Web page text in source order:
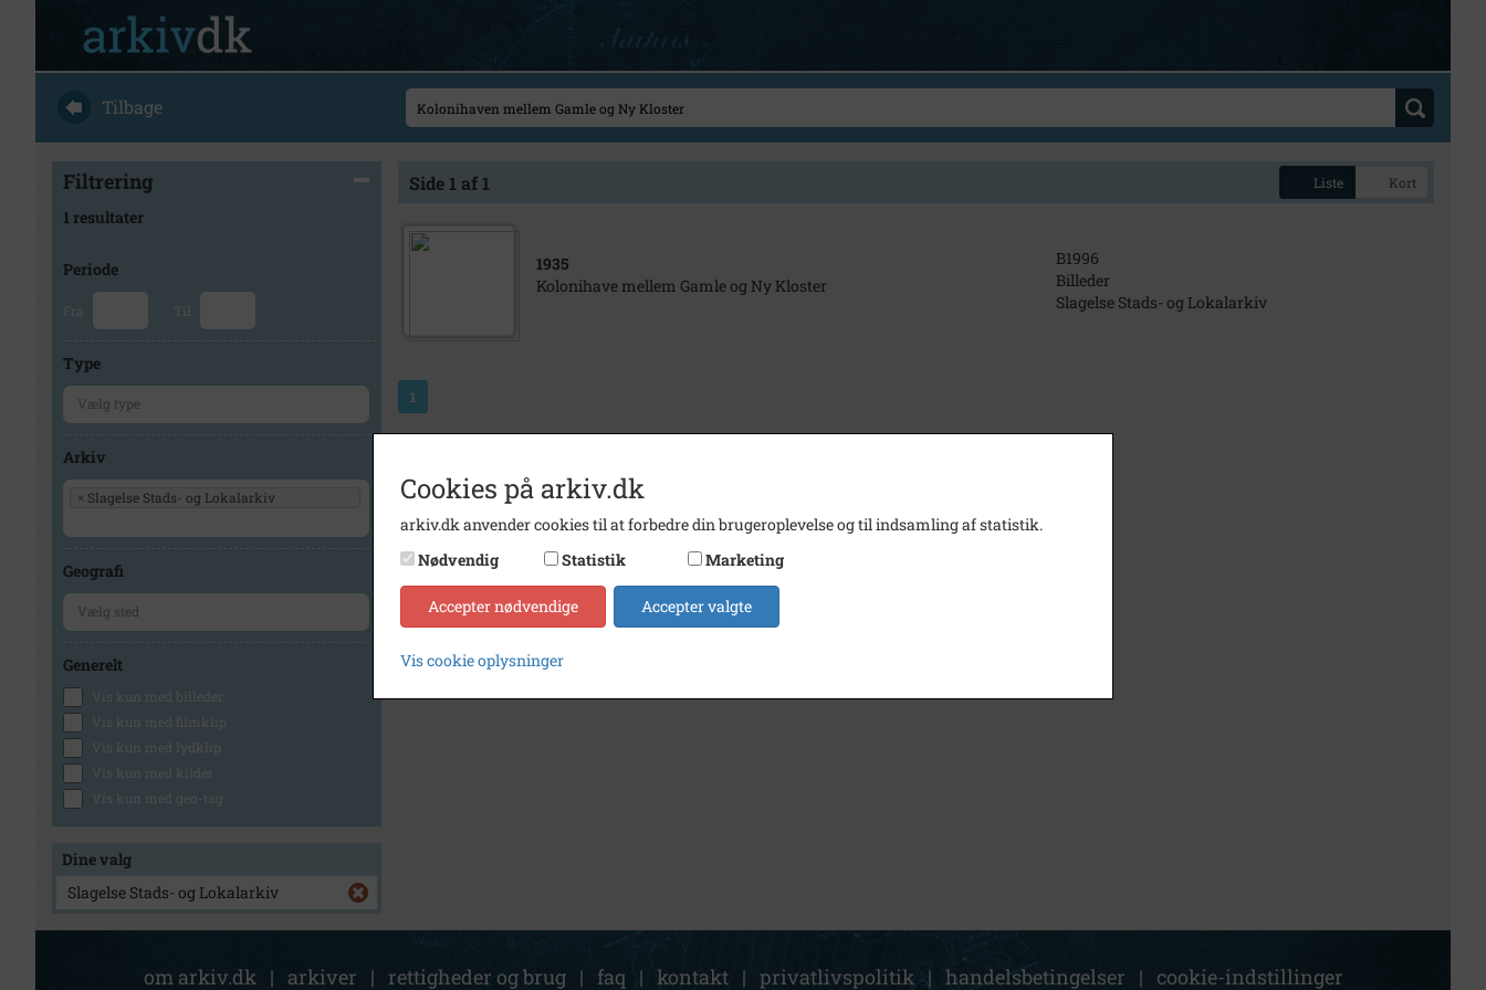
Tilbage
Filtrering
1 resultater
Periode
Fra Til
Type
Arkiv
× Slagelse Stads- og Lokalarkiv
Geografi
Generelt
Vis kun med billeder
Vis kun med filmklip
Vis kun med lydklip
Vis kun med kilder
Vis kun med geo-tag
Dine valg
Slagelse Stads- og Lokalarkiv
Side 1 af 1 Liste Kort
1935
Kolonihave mellem Gamle og Ny Kloster
B1996
Billeder
Slagelse Stads- og Lokalarkiv
1
om arkiv.dk | arkiver | rettigheder og brug | faq | kontakt | privatlivspolitik | handelsbetingelser | cookie-indstillinger
Cookies på arkiv.dk
arkiv.dk anvender cookies til at forbedre din brugeroplevelse og til indsamling af statistik.
Nødvendig
Statistik Marketing
Accepter nødvendige Accepter valgte
Vis cookie oplysninger